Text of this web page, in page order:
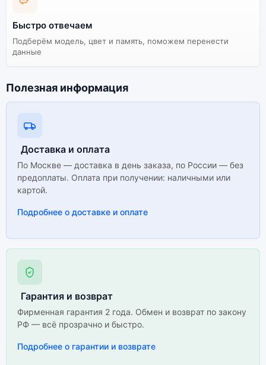
Быстро отвечаем
Подберём модель, цвет и память, поможем перенести
данные
Полезная информация
Доставка и оплата
По Москве — доставка в день заказа, по России — без
предоплаты. Оплата при получении: наличными или
картой.
Подробнее о доставке и оплате
Гарантия и возврат
Фирменная гарантия 2 года. Обмен и возврат по закону
РФ — всё прозрачно и быстро.
Подробнее о гарантии и возврате